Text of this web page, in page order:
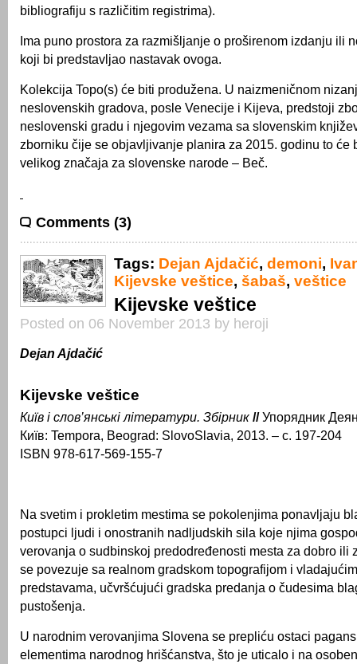
bibliografiju s različitim registrima).
Ima puno prostora za razmišljanje o proširenom izdanju ili
koji bi predstavljao nastavak ovoga.
Kolekcija Topo(s) će biti produžena. U naizmeničnom
neslovenskih gradova, posle Venecije i Kijeva, predstoji
neslovenski gradu i njegovim vezama sa slovenskim
zborniku čije se objavljivanje planira za 2015. godinu to će
velikog značaja za slovenske narode – Beč.
Comments (3)
Tags: Dejan Ajdačić, demoni,
Kijevske veštice, šabaš, veštice
Kijevske veštice
Posted on 06 November 2013 by heroji
Dejan Ajdačić
Kijevske veštice
Київ і слов’янські літератури. Збірник //Упорядник
Київ: Tempora, Beograd: SlovoSlavia, 2013. – с. 197-204
ISBN 978-617-569-155-7
Na svetim i prokletim mestima se pokolenjima ponavljaju
postupci ljudi i onostranih nadljudskih sila koje njima
verovanja o sudbinskoj predodređenosti mesta za dobro ili
se povezuje sa realnom gradskom topografijom i
predstavama, učvršćujući gradska predanja o čudesima
pustošenja.
U narodnim verovanjima Slovena se prepliću ostaci
elementima narodnog hrišćanstva, što je uticalo i na